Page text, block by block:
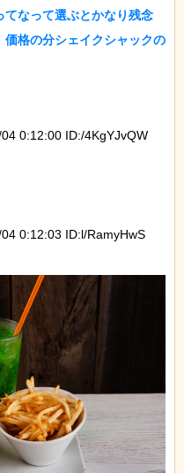
なって選ぶとかなり残念
格の分シェイクシャックの
0:12:00 ID:/4KgYJvQW
0:12:03 ID:l/RamyHwS